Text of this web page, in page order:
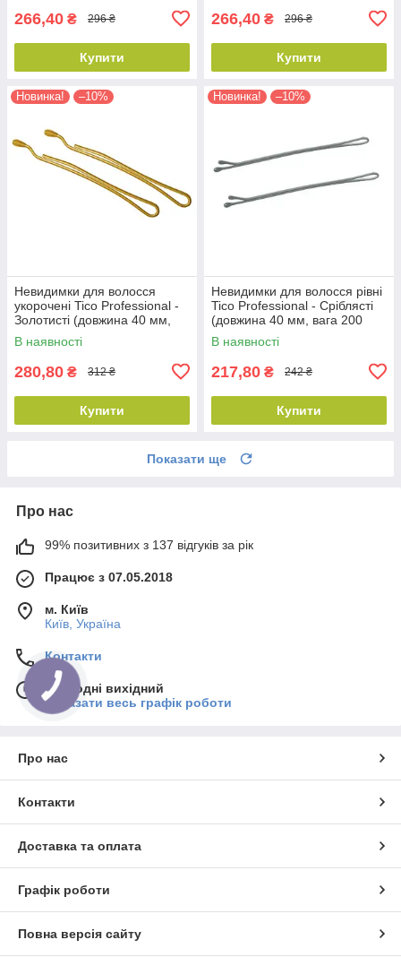
266,40 ₴ 296 ₴
Купити
266,40 ₴ 296 ₴
Купити
Новинка! –10%
Невидимки для волосся
укорочені Tico Professional -
Золотисті (довжина 40 мм,
вага 200 грам) (300618)
В наявності
280,80 ₴ 312 ₴
Купити
Новинка! –10%
Невидимки для волосся рівні
Tico Professional - Сріблясті
(довжина 40 мм, вага 200
грам) (300590)
В наявності
217,80 ₴ 242 ₴
Купити
Показати ще
Про нас
99% позитивних з 137 відгуків за рік
Працює з 07.05.2018
м. Київ
Київ, Україна
Контакти
Сьогодні вихідний
Показати весь графік роботи
Про нас
Контакти
Доставка та оплата
Графік роботи
Повна версія сайту